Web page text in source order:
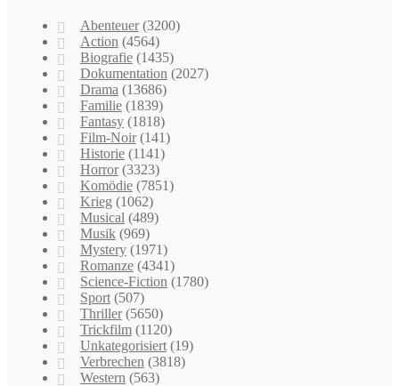
Abenteuer (3200)
Action (4564)
Biografie (1435)
Dokumentation (2027)
Drama (13686)
Familie (1839)
Fantasy (1818)
Film-Noir (141)
Historie (1141)
Horror (3323)
Komödie (7851)
Krieg (1062)
Musical (489)
Musik (969)
Mystery (1971)
Romanze (4341)
Science-Fiction (1780)
Sport (507)
Thriller (5650)
Trickfilm (1120)
Unkategorisiert (19)
Verbrechen (3818)
Western (563)